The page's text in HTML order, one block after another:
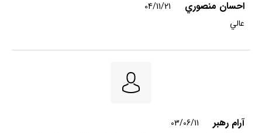
احسان منصوري
04/11/21
عالي
آرام رهبر
03/06/11